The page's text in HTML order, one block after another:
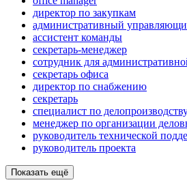
директор по закупкам
административный
ассистент команды
секретарь-менеджер
сотрудник для
секретарь офиса
директор по снабжению
секретарь
специалист по
менеджер по организации
руководитель технической
руководитель проекта
Показать ещё